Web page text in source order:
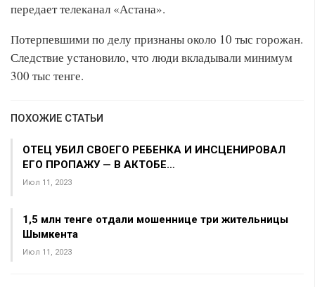
передает телеканал «Астана».
Потерпевшими по делу признаны около 10 тыс горожан.
Следствие установило, что люди вкладывали минимум
300 тыс тенге.
ПОХОЖИЕ СТАТЬИ
ОТЕЦ УБИЛ СВОЕГО РЕБЕНКА И ИНСЦЕНИРОВАЛ
ЕГО ПРОПАЖУ — В АКТОБЕ…
Июл 11, 2023
1,5 млн тенге отдали мошеннице три жительницы
Шымкента
Июл 11, 2023